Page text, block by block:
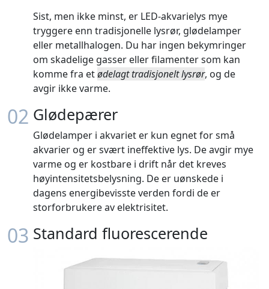
Sist, men ikke minst, er LED-akvarielys mye
tryggere enn tradisjonelle lysrør, glødelamper
eller metallhalogen. Du har ingen bekymringer
om skadelige gasser eller filamenter som kan
komme fra etødelagt tradisjonelt lysrør, og de
avgir ikke varme.
02 Glødepærer
Glødelamper i akvariet er kun egnet for små
akvarier og er svært ineffektive lys. De avgir mye
varme og er kostbare i drift når det kreves
høyintensitetsbelysning. De er uønskede i
dagens energibevisste verden fordi de er
storforbrukere av elektrisitet.
03 Standard fluorescerende